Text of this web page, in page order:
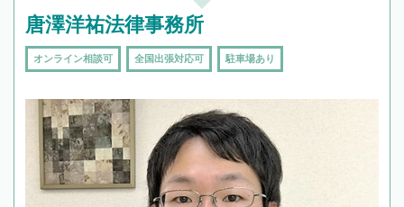
唐澤洋祐法律事務所
オンライン相談可 全国出張対応可 駐車場あり